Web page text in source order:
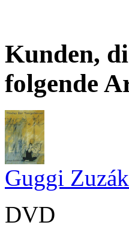
Kunden,
folgende
Guggi
DVD